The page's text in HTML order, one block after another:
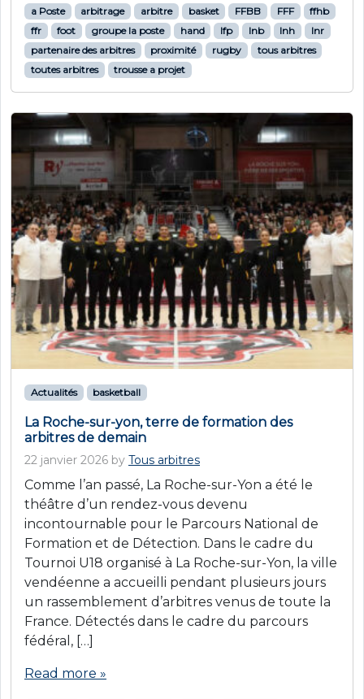
a Poste arbitrage arbitre basket FFBB FFF
ffhb
ffr
foot groupe la poste hand lfp lnb lnh
lnr
partenaire des arbitres
proximité rugby
tous arbitres
toutes arbitres
trousse a projet
Actualités basketball
La Roche-sur-yon, terre de formation des
arbitres de demain
22 janvier 2026 by Tous arbitres
Comme l’an passé, La Roche-sur-Yon a été le
théâtre d’un rendez-vous devenu
incontournable pour le Parcours National de
Formation et de Détection. Dans le cadre du
Tournoi U18 organisé à La Roche-sur-Yon, la ville
vendéenne a accueilli pendant plusieurs jours
un rassemblement d’arbitres venus de toute la
France. Détectés dans le cadre du parcours
fédéral, […]
Read more »